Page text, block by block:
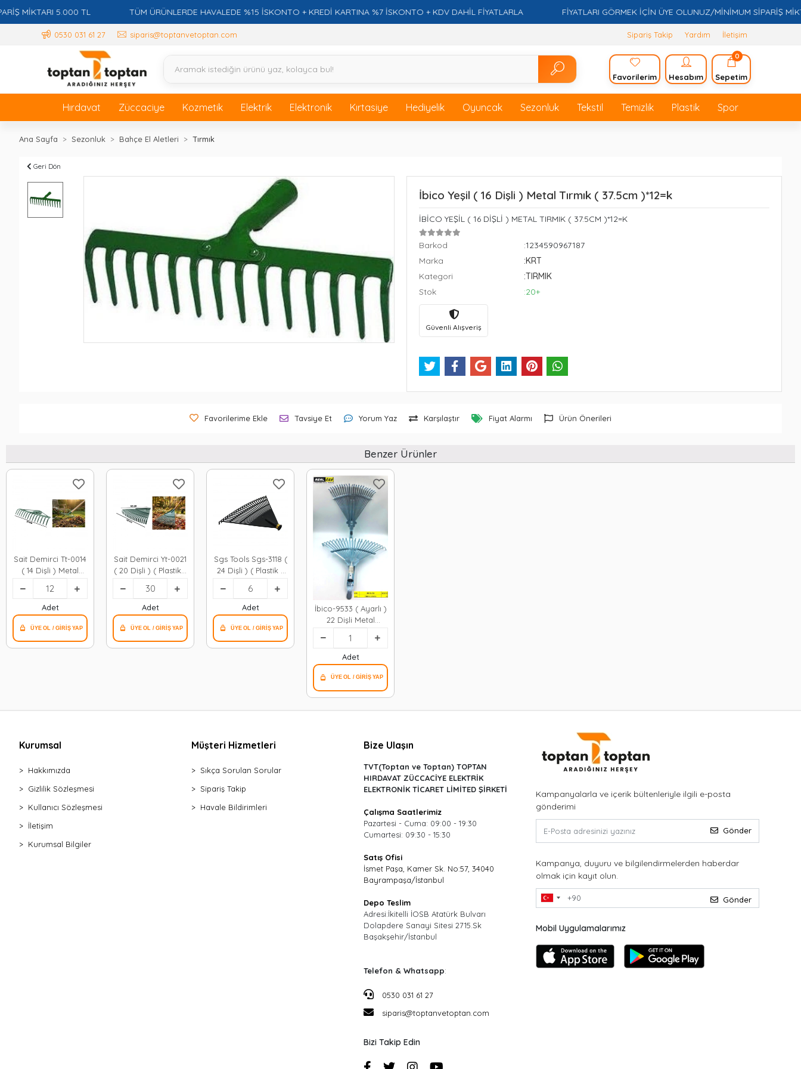
MİKTARI 5.000 TL TÜM ÜRÜNLERDE HAVALEDE %15 İSKONTO + KREDİ KARTINA %7 İSKONTO + KDV DAHİL FİYATLARLA FİYATLARI GÖRMEK İÇİN ÜYE OLUNUZ/MİNİMUM SİPARİŞ
0530 031 61 27 siparis@toptanvetoptan.com Sipariş Takip Yardım İletişim
Favorilerim Hesabım
0
Sepetim
Hırdavat Züccaciye Kozmetik Elektrik Elektronik Kırtasiye Hediyelik Oyuncak Sezonluk Tekstil Temizlik Plastik Spor
Ana Sayfa Sezonluk Bahçe El Aletleri Tırmık
Geri Dön
İbico Yeşil ( 16 Dişli ) Metal Tırmık ( 37.5cm )*12=k
İBİCO YEŞİL ( 16 DİŞLİ ) METAL TIRMIK ( 37.5CM )*12=K
Barkod
:1234590967187
Marka
:KRT
Kategori
:TIRMIK
Stok
:20+
Güvenli Alışveriş
Favorilerime Ekle Tavsiye Et Yorum Yaz Karşılaştır Fiyat Alarmı Ürün Önerileri
Benzer Ürünler
Sait Demirci Tt-0014
( 14 Dişli ) Metal
Tırmık ( Takviyeli ) (
37cm )*12x1
Adet
Sait Demirci Yt-0021
( 20 Dişli ) ( Plastik )
Yaprak Tırmık*30x1
Adet
Sgs Tools Sgs-3118 (
24 Dişli ) ( Plastik )
Siyah Tırmık*6=k
Adet
İbico-9533 ( Ayarlı )
22 Dişli Metal
Tırmık*50
Adet
Kurumsal
Hakkımızda
Gizlilik Sözleşmesi
Kullanıcı Sözleşmesi
İletişim
Kurumsal Bilgiler
Müşteri Hizmetleri
Sıkça Sorulan Sorular
Sipariş Takip
Havale Bildirimleri
Bize Ulaşın
TVT(Toptan ve Toptan) TOPTAN
HIRDAVAT ZÜCCACİYE ELEKTRİK
ELEKTRONİK TİCARET LİMİTED ŞİRKETİ
Çalışma Saatlerimiz
Pazartesi - Cuma: 09:00 - 19:30
Cumartesi: 09:30 - 15:30
Satış Ofisi
İsmet Paşa, Kamer Sk. No:57, 34040
Bayrampaşa/İstanbul
Depo Teslim
Adresi:İkitelli İOSB Atatürk Bulvarı
Dolapdere Sanayi Sitesi 2715.Sk
Başakşehir/İstanbul
Telefon & Whatsapp:
0530 031 61 27
siparis@toptanvetoptan.com
Bizi Takip Edin
Kampanyalarla ve içerik bültenleriyle ilgili e-posta
gönderimi
Gönder
Kampanya, duyuru ve bilgilendirmelerden haberdar
olmak için kayıt olun.
Gönder
Mobil Uygulamalarımız